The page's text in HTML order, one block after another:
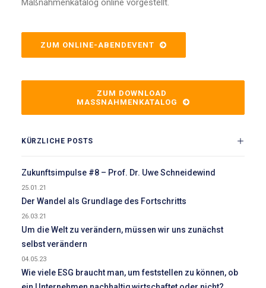
Maßnahmenkatalog online vorgestellt.
ZUM ONLINE-ABENDEVENT
ZUM DOWNLOAD
MASSNAHMENKATALOG
KÜRZLICHE POSTS
Zukunftsimpulse #8 – Prof. Dr. Uwe Schneidewind
25.01.21
Der Wandel als Grundlage des Fortschritts
26.03.21
Um die Welt zu verändern, müssen wir uns zunächst
selbst verändern
04.05.23
Wie viele ESG braucht man, um feststellen zu können, ob